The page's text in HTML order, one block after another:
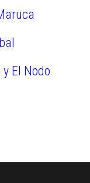
El Nodo